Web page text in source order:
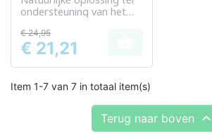
ondersteuning van het
energiemetabolisme
Prijs
€ 24,95
€ 21,21
Item 1-7 van 7 in totaal item(s)
Terug naar boven 